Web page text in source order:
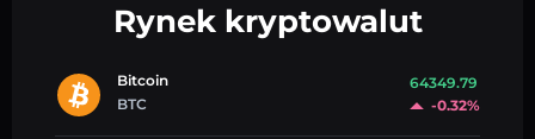
Rynek kryptowalut
Bitcoin
BTC
64349.79
-0.32%